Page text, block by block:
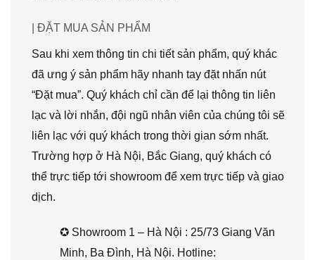
| ĐẶT MUA SẢN PHẨM
Sau khi xem thông tin chi tiết sản phẩm, quý khác
đã ưng ý sản phẩm hãy nhanh tay đặt nhấn nút
“Đặt mua”. Quý khách chỉ cần để lại thông tin liên
lạc và lời nhắn, đội ngũ nhân viên của chúng tôi sẽ
liên lạc với quý khách trong thời gian sớm nhất.
Trường hợp ở Hà Nội, Bắc Giang, quý khách có
thể trực tiếp tới showroom để xem trực tiếp và giao
dịch.
✪ Showroom 1 – Hà Nội : 25/73 Giang Văn
Minh, Ba Đình, Hà Nội. Hotline: